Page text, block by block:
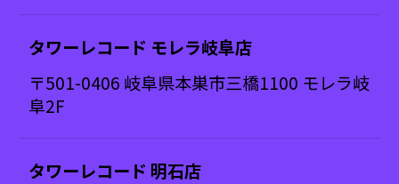
タワーレコード モレラ岐阜店
〒501-0406 岐阜県本巣市三橋1100 モレラ岐
阜2F
タワーレコード 明石店